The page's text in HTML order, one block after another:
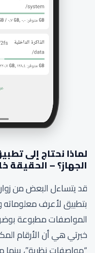
لماذا نحتاج إلى
الجهاز؟ – الحقيقة
قد يتساءل البعض من
بتطبيق لأعرف معلوماته
المواصفات مطبوعة
خبرتي هي أن الأرقام